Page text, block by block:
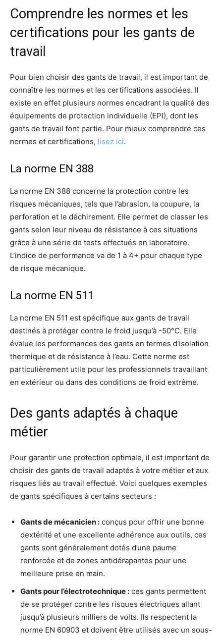
Comprendre les normes et les
certifications pour les gants de
travail
Pour bien choisir des gants de travail, il est important de
connaître les normes et les certifications associées. Il
existe en effet plusieurs normes encadrant la qualité des
équipements de protection individuelle (EPI), dont les
gants de travail font partie. Pour mieux comprendre ces
normes et certifications, lisez ici.
La norme EN 388
La norme EN 388 concerne la protection contre les
risques mécaniques, tels que l’abrasion, la coupure, la
perforation et le déchirement. Elle permet de classer les
gants selon leur niveau de résistance à ces situations
grâce à une série de tests effectués en laboratoire.
L’indice de performance va de 1 à 4+ pour chaque type
de risque mécanique.
La norme EN 511
La norme EN 511 est spécifique aux gants de travail
destinés à protéger contre le froid jusqu’à -50°C. Elle
évalue les performances des gants en termes d’isolation
thermique et de résistance à l’eau. Cette norme est
particulièrement utile pour les professionnels travaillant
en extérieur ou dans des conditions de froid extrême.
Des gants adaptés à chaque
métier
Pour garantir une protection optimale, il est important de
choisir des gants de travail adaptés à votre métier et aux
risques liés au travail effectué. Voici quelques exemples
de gants spécifiques à certains secteurs :
Gants de mécanicien : conçus pour offrir une bonne
dextérité et une excellente adhérence aux outils, ces
gants sont généralement dotés d’une paume
renforcée et de zones antidérapantes pour une
meilleure prise en main.
Gants pour l’électrotechnique : ces gants permettent
de se protéger contre les risques électriques allant
jusqu’à plusieurs milliers de volts. Ils respectent la
norme EN 60903 et doivent être utilisés avec un sous-